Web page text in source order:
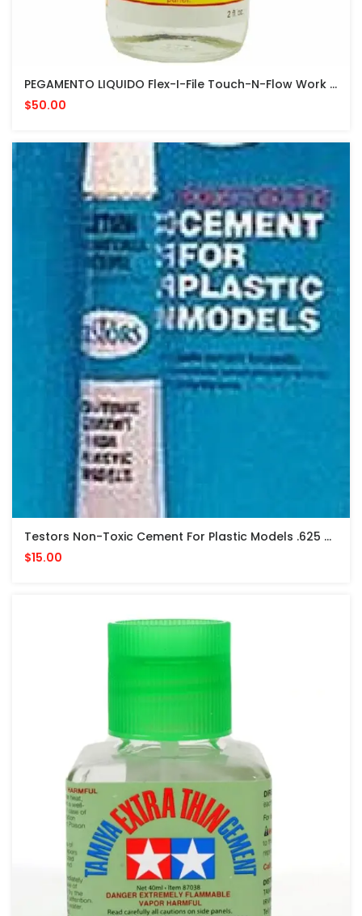
PEGAMENTO LIQUIDO Flex-I-File Touch-N-Flow Work Base And Plast-I-Weld Liquid Cement 2oz
$50.00
Testors Non-Toxic Cement For Plastic Models .625 Oz PEGAMENTO NO TOXICO
$15.00